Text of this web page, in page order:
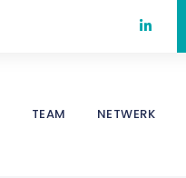
TEAM NETWERK